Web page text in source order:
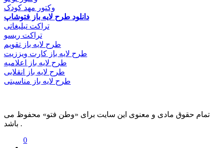
وکتور مهد کودک
دانلود طرح لایه باز فتوشاپ
تراکت تبلیغاتی
تراکت ریسو
طرح لایه باز تقویم
طرح لایه باز کارت ویززیت
طرح لایه باز اعلامیه
طرح لایه باز انقلابی
طرح لایه باز مناسبتی
تمام حقوق مادی و معنوی این سایت برای «وطن فتو» محفوظ می
باشد .
0